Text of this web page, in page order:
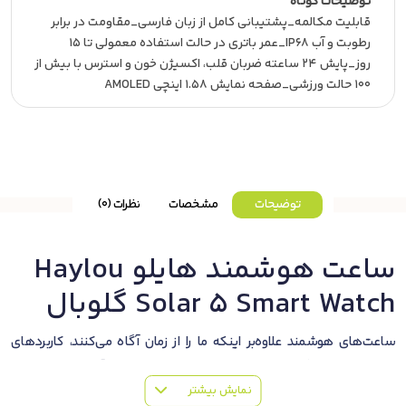
قابلیت مکالمه_پشتیبانی کامل از زبان فارسی_مقاومت در برابر
رطوبت و آب IP68_عمر باتری در حالت استفاده معمولی تا 15
روز_پایش 24 ساعته ضربان قلب، اکسیژن خون و استرس با بیش از
100 حالت ورزشی_صفحه نمایش 1.58 اینچی AMOLED
توضیحات مشخصات نظرات (0)
ساعت هوشمند هایلو Haylou
Solar 5 Smart Watch گلوبال
ساعت‌های هوشمند علاوه‌بر اینکه ما را از زمان آگاه می‌کنند، کاربردهای
بیشتری داشت و همچنین می‌توان به خوبی وضعیت سلامتی را پایش کرد.
نمایش بیشتر